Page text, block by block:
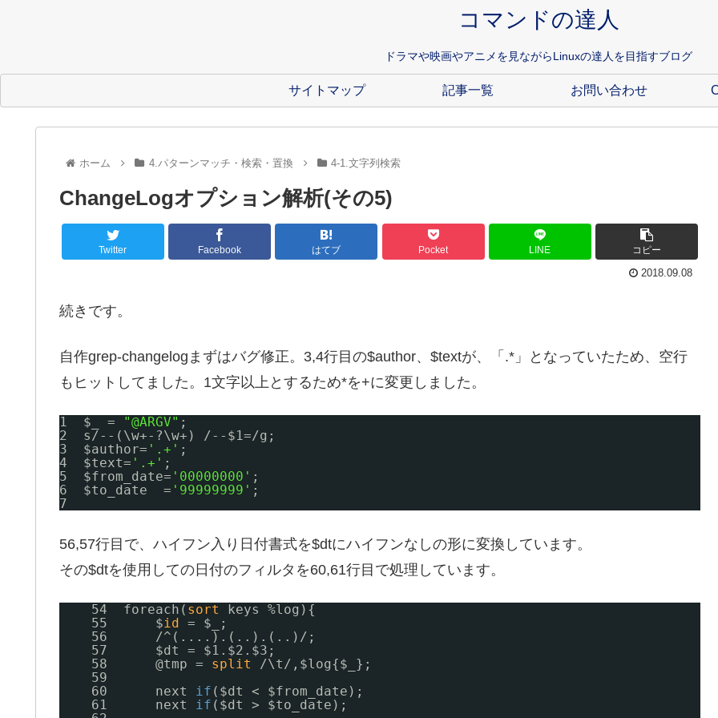
コマンドの達人
ドラマや映画やアニメを見ながらLinuxの達人を目指すブログ
サイトマップ 記事一覧 お問い合わせ
ホーム 4.パターンマッチ・検索・置換 4-1.文字列検索
ChangeLogオプション解析(その5)
Twitter Facebook はてブ Pocket LINE コピー
2018.09.08
続きです。
自作grep-changelogまずはバグ修正。3,4行目の$author、$textが、「.*」となっていたため、空行
もヒットしてました。1文字以上とするため*を+に変更しました。
1  $_ = "@ARGV" ;
2  s/-- (\w+-?\w+) /-- $1=/g ;
3  $author= '.+' ;
4  $text= '.+' ;
5  $from_date= '00000000' ;
6  $to_date  = '99999999' ;
7
56,57行目で、ハイフン入り日付書式を$dtにハイフンなしの形に変換しています。
その$dtを使用しての日付のフィルタを60,61行目で処理しています。
54  foreach( sort
keys %log){
55      $id = $_;
56      /^(....).(..).(..)/;
57      $dt = $1.$2.$3;
58      @tmp = split
/\t/,$log{$_};
59
60      next
if ($dt < $from_date);
61      next
if ($dt > $to_date);